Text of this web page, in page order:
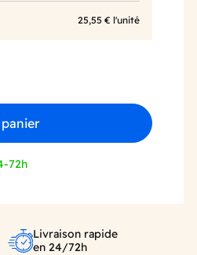
25,55 € l'unité
72h
Livraison rapide
en 24/72h